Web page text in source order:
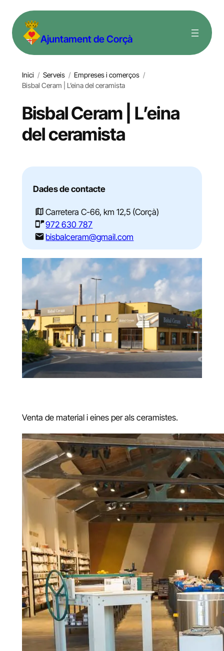
contingut Ajuntament de Corçà
Inici / Serveis / Empreses i comerços /
Bisbal Ceram | L’eina del ceramista
Bisbal Ceram | L’eina
del ceramista
Dades de contacte
Carretera C-66, km 12,5 (Corçà)
972 630 787
bisbalceram@gmail.com
Venta de material i eines per als ceramistes.